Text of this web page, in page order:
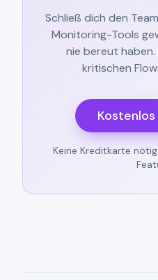
Schließ dich den
Monitoring-Tools
nie bereut
kritischen
Keine Kreditkarte